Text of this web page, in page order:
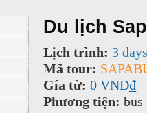
Du lịch
Lịch trình: 3
Mã tour:
Gía từ: 0 VND₫
Phương tiện: bus